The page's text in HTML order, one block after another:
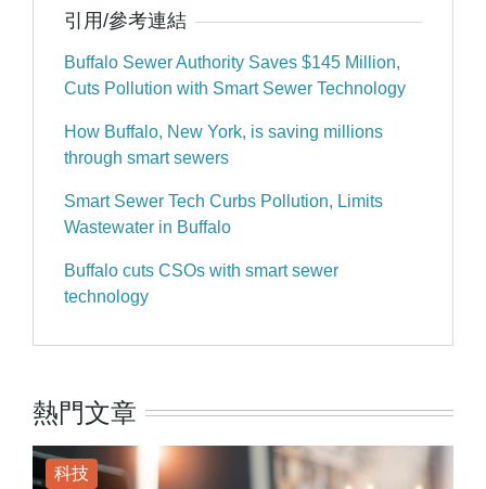
引用/參考連結
Buffalo Sewer Authority Saves $145 Million,
Cuts Pollution with Smart Sewer Technology
How Buffalo, New York, is saving millions
through smart sewers
Smart Sewer Tech Curbs Pollution, Limits
Wastewater in Buffalo
Buffalo cuts CSOs with smart sewer
technology
熱門文章
科技